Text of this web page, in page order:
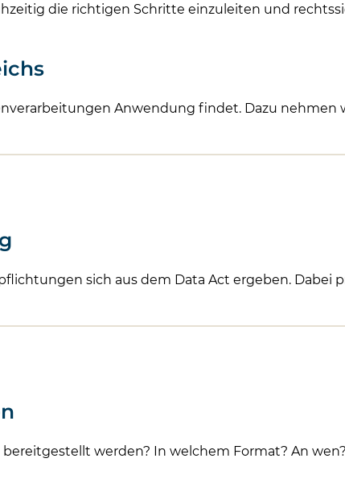
die richtigen Schritte einzuleiten und
Anwendung findet. Dazu nehmen
sich aus dem Data Act ergeben. Dabei
werden? In welchem Format? An